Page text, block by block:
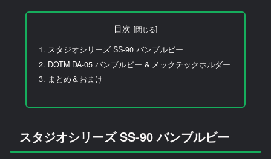
目次
スタジオシリーズ SS-90 バンブルビー
DOTM DA-05 バンブルビー & メックテックホルダー
まとめ＆おまけ
スタジオシリーズ SS-90 バンブルビー